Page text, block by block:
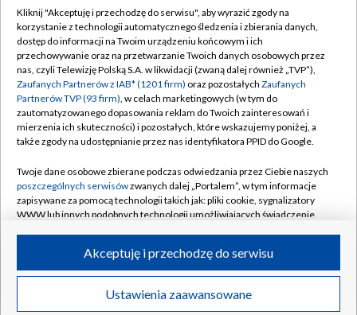
TVP
Abonament TVP
Emisja w TVP
Centrum informacji TVP
Naziemna Telewizja Cyfrowa
Rada Programowa
System NOS
Informacje o nadawcy
Program dla prasy
Ogłoszenie przetargowe
Regulamin TVP
Polityka prywatności
Moje zgody
Pomoc
Kontakt
Kanały
©2026 Telewizja Polska S.A. w likwidacji
Kliknij "Akceptuję i przechodzę do serwisu", aby wyrazić zgody na
korzystanie z technologii automatycznego śledzenia i zbierania danych,
dostęp do informacji na Twoim urządzeniu końcowym i ich
przechowywanie oraz na przetwarzanie Twoich danych osobowych przez
nas, czyli Telewizję Polską S.A. w likwidacji (zwaną dalej również „TVP”),
Zaufanych Partnerów z IAB* (1201 firm) oraz pozostałych Zaufanych
Partnerów TVP (93 firm), w celach marketingowych (w tym do
zautomatyzowanego dopasowania reklam do Twoich zainteresowań i
mierzenia ich skuteczności) i pozostałych, które wskazujemy poniżej, a
także zgody na udostępnianie przez nas identyfikatora PPID do Google.
Twoje dane osobowe zbierane podczas odwiedzania przez Ciebie naszych
poszczególnych serwisówzwanych dalej „Portalem”, w tym informacje
zapisywane za pomocą technologii takich jak: pliki cookie, sygnalizatory
WWW lub innych podobnych technologii umożliwiających świadczenie
ruchu w Internecie.
Twoje dane osobowe zbierane podczas odwiedzania przez Ciebie
poszczególnych serwisówna Portalu, takie jak adresy IP, identyfikatory
Ustawienia zaawansowane
Akceptuję i przechodzę do serwisu